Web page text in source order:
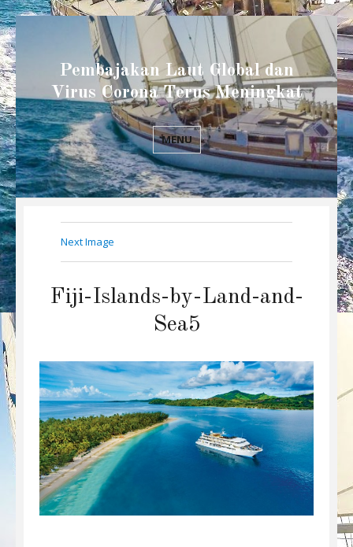
Pembajakan Laut Global dan
Virus Corona Terus Meningkat
MENU
Next Image
Fiji-Islands-by-Land-and-
Sea5